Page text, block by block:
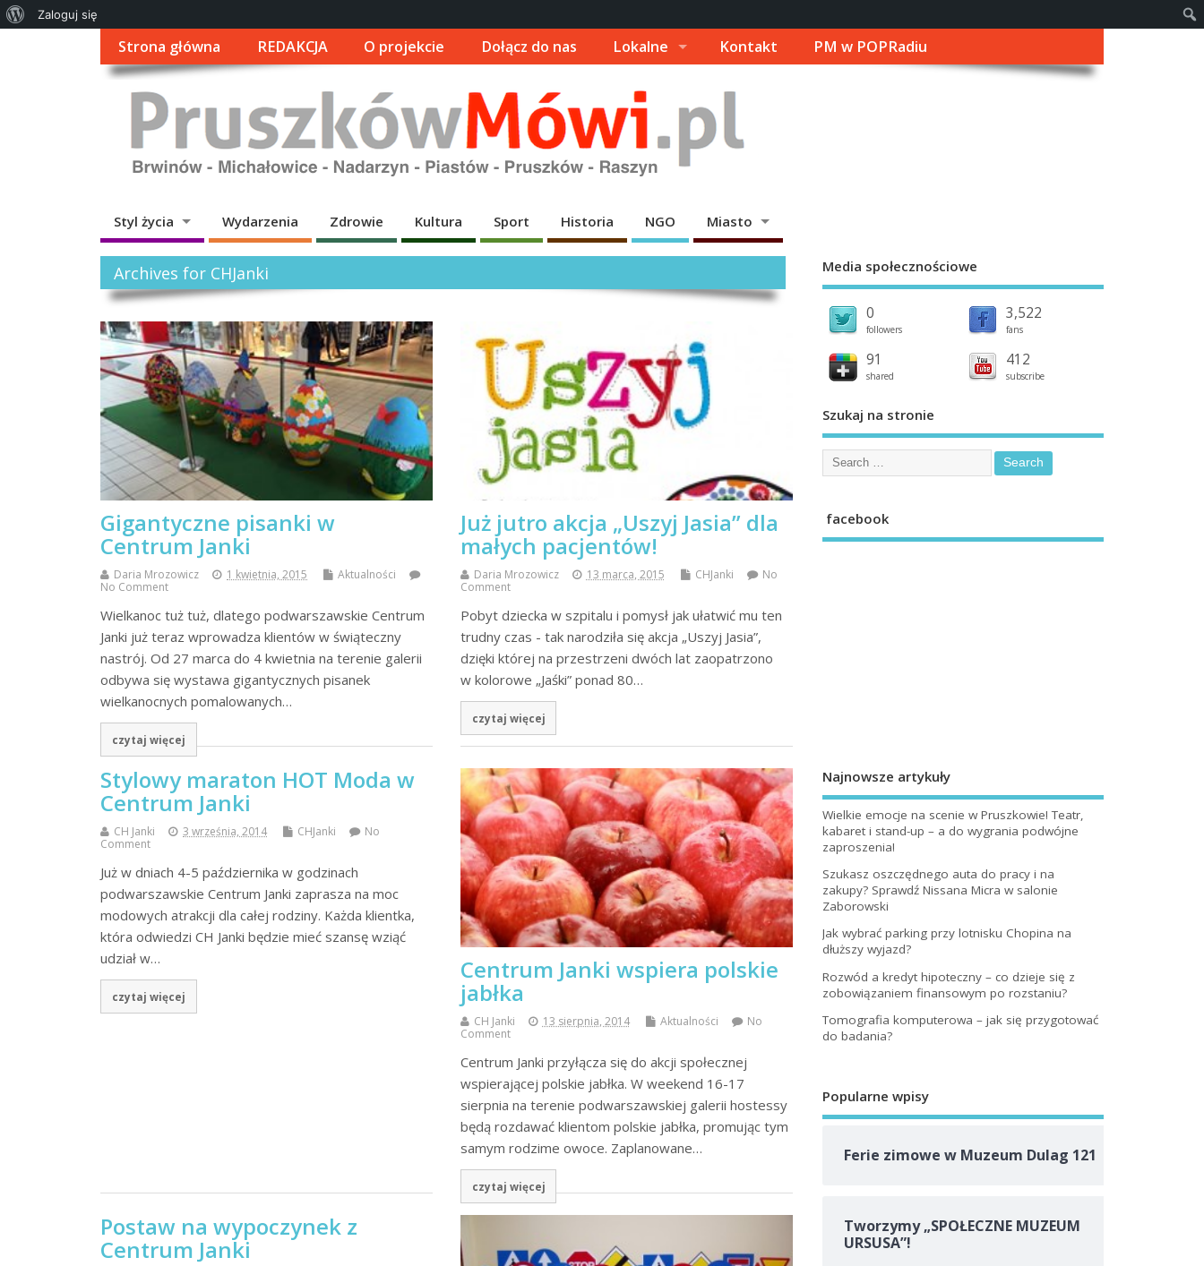
Strona główna REDAKCJA O projekcie Dołącz do nas Lokalne Kontakt PM w POPRadiu
Styl życia Wydarzenia Zdrowie Kultura Sport Historia NGO Miasto
Archives for CHJanki
Gigantyczne pisanki w
Centrum Janki
Daria Mrozowicz 1 kwietnia, 2015
Aktualności
No Comment
Wielkanoc tuż tuż, dlatego podwarszawskie Centrum
Janki już teraz wprowadza klientów w świąteczny
nastrój. Od 27 marca do 4 kwietnia na terenie galerii
odbywa się wystawa gigantycznych pisanek
wielkanocnych pomalowanych…
czytaj więcej
Już jutro akcja „Uszyj Jasia” dla
małych pacjentów!
Daria Mrozowicz 13 marca, 2015 CHJanki
No
Comment
Pobyt dziecka w szpitalu i pomysł jak ułatwić mu ten
trudny czas - tak narodziła się akcja „Uszyj Jasia”,
dzięki której na przestrzeni dwóch lat zaopatrzono
w kolorowe „Jaśki” ponad 80…
czytaj więcej
Stylowy maraton HOT Moda w
Centrum Janki
CH Janki 3 września, 2014 CHJanki
No
Comment
Już w dniach 4-5 października w godzinach
podwarszawskie Centrum Janki zaprasza na moc
modowych atrakcji dla całej rodziny. Każda klientka,
która odwiedzi CH Janki będzie mieć szansę wziąć
udział w…
czytaj więcej
Centrum Janki wspiera polskie
jabłka
CH Janki 13 sierpnia, 2014 Aktualności
No
Comment
Centrum Janki przyłącza się do akcji społecznej
wspierającej polskie jabłka. W weekend 16-17
sierpnia na terenie podwarszawskiej galerii hostessy
będą rozdawać klientom polskie jabłka, promując tym
samym rodzime owoce. Zaplanowane…
czytaj więcej
Postaw na wypoczynek z
Centrum Janki
Media społecznościowe
0
followers
3,522
fans
91
shared
412
subscribe
Szukaj na stronie
facebook
Najnowsze artykuły
Wielkie emocje na scenie w Pruszkowie! Teatr,
kabaret i stand-up – a do wygrania podwójne
zaproszenia!
Szukasz oszczędnego auta do pracy i na
zakupy? Sprawdź Nissana Micra w salonie
Zaborowski
Jak wybrać parking przy lotnisku Chopina na
dłuższy wyjazd?
Rozwód a kredyt hipoteczny – co dzieje się z
zobowiązaniem finansowym po rozstaniu?
Tomografia komputerowa – jak się przygotować
do badania?
Popularne wpisy
Ferie zimowe w Muzeum Dulag 121
Tworzymy „SPOŁECZNE MUZEUM
URSUSA”!
Zaloguj się